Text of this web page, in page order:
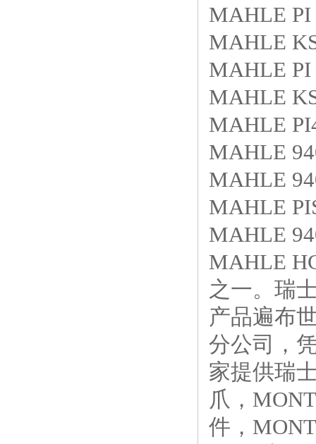
MAHLE PI
MAHLE
MAHLE PI
MAHLE
MAHLE
MAHLE
MAHLE
MAHLE
MAHLE
MAHLE
之一。瑞
产品遍布
分公司，
家提供瑞
爪，
件，